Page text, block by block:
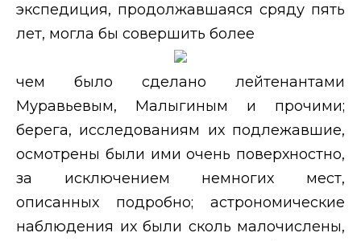
экспедиция, продолжавшаяся сряду пять
лет, могла бы совершить более
чем было сделано лейтенантами
Муравьевым, Малыгиным и прочими;
берега, исследованиям их подлежавшие,
осмотрены были ими очень поверхностно,
за исключением немногих мест,
описанных подробно; астрономические
наблюдения их были сколь малочислены,